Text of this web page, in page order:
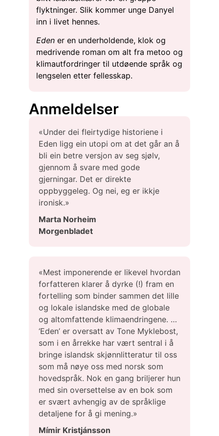
flyktninger. Slik kommer unge Danyel
inn i livet hennes.
Eden er en underholdende, klok og
medrivende roman om alt fra metoo og
klimautfordringer til utdøende språk og
lengselen etter fellesskap.
Anmeldelser
«Under dei fleirtydige historiene i
Eden ligg ein utopi om at det går an å
bli ein betre versjon av seg sjølv,
gjennom å svare med gode
gjerningar. Det er direkte
oppbyggeleg. Og nei, eg er ikkje
ironisk.»
Marta Norheim
Morgenbladet
«Mest imponerende er likevel hvordan
forfatteren klarer å dyrke (!) fram en
fortelling som binder sammen det lille
og lokale islandske med de globale
og altomfattende klimaendringene. …
‘Eden’ er oversatt av Tone Myklebost,
som i en årrekke har vært sentral i å
bringe islandsk skjønnlitteratur til oss
som må nøye oss med norsk som
hovedspråk. Nok en gang briljerer hun
med sin oversettelse av en bok som
er svært avhengig av de språklige
detaljene for å gi mening.»
Mímir Kristjánsson